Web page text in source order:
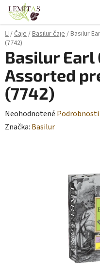
Prejsť
obsah
Domov
/Čaje/Basilur čaje/Basilur
(7742)
Basilur Earl
Assorted
(7742)
Priemerné
hodnotenie
Neohodnotené
Značka: Basilur